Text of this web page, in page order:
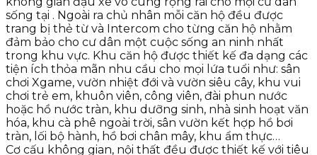
sống tại . Ngoài ra chủ nhân mỗi căn hộ đều được
trang bị thẻ từ và Intercom cho từng căn hộ nhằm
đảm bảo cho cư dân một cuộc sống an ninh nhất
trong khu vực. Khu căn hộ được thiết kế đa dạng các
tiện ích thỏa mãn nhu cầu cho mọi lứa tuổi như: sân
chơi Xgame, vườn nhiệt đới và vườn siêu cây, khu vui
chơi trẻ em, khuôn viên, công viên, đài phun nước
hoặc hồ nước tràn, khu dưỡng sinh, nhà sinh hoạt văn
hóa, khu cà phê ngoài trời, sân vườn kết hợp hồ bơi
tràn, lối bộ hành, hồ bơi chân mây, khu ẩm thực…
Cơ cấu không gian, nội thất đều được thiết kế với tiêu